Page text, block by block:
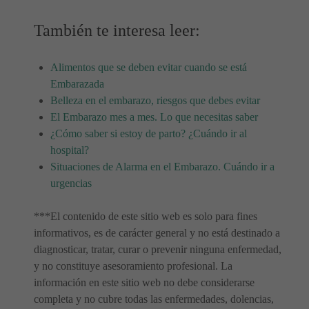
También te interesa leer:
Alimentos que se deben evitar cuando se está
Embarazada
Belleza en el embarazo, riesgos que debes evitar
El Embarazo mes a mes. Lo que necesitas saber
¿Cómo saber si estoy de parto? ¿Cuándo ir al
hospital?
Situaciones de Alarma en el Embarazo. Cuándo ir a
urgencias
***El contenido de este sitio web es solo para fines
informativos, es de carácter general y no está destinado a
diagnosticar, tratar, curar o prevenir ninguna enfermedad,
y no constituye asesoramiento profesional. La
información en este sitio web no debe considerarse
completa y no cubre todas las enfermedades, dolencias,